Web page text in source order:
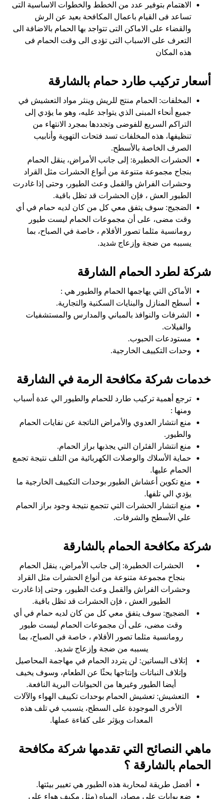
الاهتمام بتوفير عدد من الخطط والخطوات الاساسية التى
تساعد فى القيام باعمال المكافحة بعيد عن الرش
والقضاء على الاماكن التى تتواجد بها الحمام بالاضافة الى
التعرف على الاسباب التى تؤدى الى وقت الحمام فى
هذه المكان
أسعار تركيب طارد حمام بالشارقة
المخلفات: الحمام منتج للريش وينثر مواد التعشيش في
جميع أنحاء المبنى الذي يتواجد عليه، وهو ما يؤدي إلى
التراكم السريع للفوضى وتجددها بمجرد الانتهاء من
تنظيفها، هذه المخلفات تسد فتحات التهوية وأنابيب
الصرف الخاصة بالأسطح.
الحشرات الخطيرة: إلى جانب الأمراض، ينقل الحمام
بنجاح مجموعة متنوعة من أنواع الحشرات مثل القراد
وحشرات الفراش والقمل وعث الطيور، وحتى إذا غادرت
الطيور العش ، فإن الحشرات قد تظل باقية.
الضجيج: سوف يتفق معي كل من كان لديه حمام في أي
وقت مضى، على أن مجموعات الحمام ليست طيور
رومانسية مثلما تصور الأفلام ، خاصة في الصباح، بما
يسببه من ضجة وإزعاج شديد.
شركة لطرد الحمام الشارقة
الأماكن التي يهاجمها الحمام والطيور هي :
أسطح المنازل والبنايات السكنية والتجارية.
الشرفات والنوافذ بالمباني والمدارس والمستشفيات
والفيلات.
مستودعات الحبوب.
وحدات التكييف الخارجية.
خدمات شركة مكافحة الرمة في الشارقة
ترجع أهمية تركيب طارد للحمام والطيور الي عدة أسباب
ومنها :
منع انتشار العدوي والأمراض الناتجة عن نفايات الحمام
والطيور.
منع انتشار الفئران التي يجذبها براز الحمام.
حماية الأسلاك والوصلات الكهربائية من التلف نتيجة تجمع
الحمام عليها.
منع تكوين أعشاش الطيور بوحدات التكييف الخارجية ما
يؤدي الي تلفها.
منع انتشار الحشرات التي تتجمع نتيجة وجود براز الحمام
علي الأسطح والشرفات.
شركة مكافحة الحمام بالشارقة
الحشرات الخطيرة: إلى جانب الأمراض، ينقل الحمام
بنجاح مجموعة متنوعة من أنواع الحشرات مثل القراد
وحشرات الفراش والقمل وعث الطيور، وحتى إذا غادرت
الطيور العش ، فإن الحشرات قد تظل باقية.
الضجيج: سوف يتفق معي كل من كان لديه حمام في أي
وقت مضى، على أن مجموعات الحمام ليست طيور
رومانسية مثلما تصور الأفلام ، خاصة في الصباح، بما
يسببه من ضجة وإزعاج شديد.
إتلاف البساتين: لن يتردد الحمام في مهاجمة المحاصيل
وإتلاف النباتات وإنتاجها بحثًا عن الطعام، وسوف يخيف
أيضا الطيور وغيرها من الحيوانات البرية النافعة.
التعشيش: تعشيش الحمام بوحدات تكييف الهواء والآلات
الأخرى الموجودة على السطح، يتسبب في تلف هذه
المعدات ويؤثر على كفاءة عملها.
ماهي النصائح التي تقدمها شركة مكافحة
الحمام بالشارقة ؟
أفضل طريقة لمحاربة هذه الطيور هي تغيير بيئتها.
ضع بوابات على مصادر المياه (مثل مكيف هواء على